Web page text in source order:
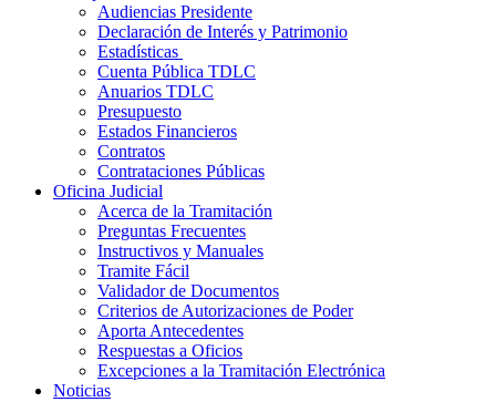
Audiencias Presidente
Declaración de Interés y Patrimonio
Estadísticas
Cuenta Pública TDLC
Anuarios TDLC
Presupuesto
Estados Financieros
Contratos
Contrataciones Públicas
Oficina Judicial
Acerca de la Tramitación
Preguntas Frecuentes
Instructivos y Manuales
Tramite Fácil
Validador de Documentos
Criterios de Autorizaciones de Poder
Aporta Antecedentes
Respuestas a Oficios
Excepciones a la Tramitación Electrónica
Noticias